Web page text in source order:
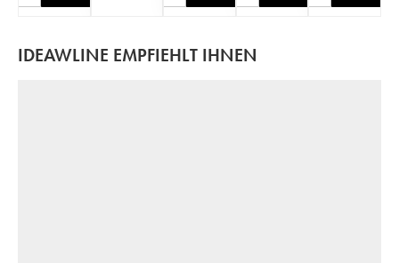
IDEAWLINE EMPFIEHLT IHNEN